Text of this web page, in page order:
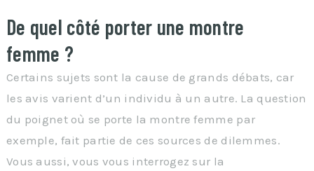
De quel côté porter une montre
femme ?
Certains sujets sont la cause de grands débats, car
les avis varient d’un individu à un autre. La question
du poignet où se porte la montre femme par
exemple, fait partie de ces sources de dilemmes.
Vous aussi, vous vous interrogez sur la